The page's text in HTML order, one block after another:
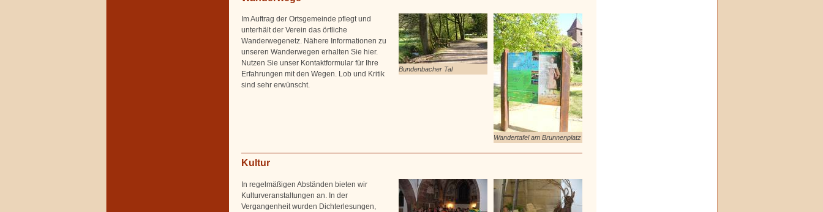
Bundenbacher Tal
Wandertafel am Brunnenplatz
Im Auftrag der Ortsgemeinde pflegt und
unterhält der Verein das örtliche
Wanderwegenetz. Nähere Informationen zu
unseren Wanderwegen erhalten Sie hier.
Nutzen Sie unser Kontaktformular für Ihre
Erfahrungen mit den Wegen. Lob und Kritik
sind sehr erwünscht.
Kultur
In regelmäßigen Abständen bieten wir
Kulturveranstaltungen an. In der
Vergangenheit wurden Dichterlesungen,